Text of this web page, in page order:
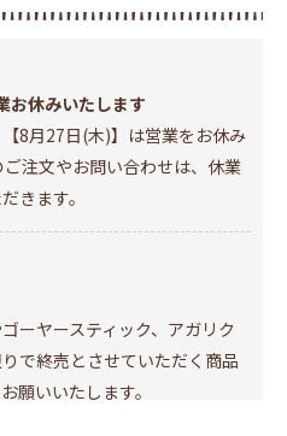
お休みいたします
8月27日(木)】は営業をお休み
注文やお問い合わせは、休業
きます。
ーヤースティック、アガリク
で終売とさせていただく商品
願いいたします。